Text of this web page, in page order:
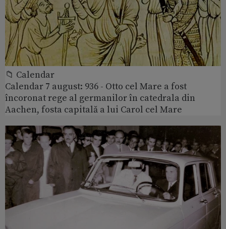
📁 Calendar
Calendar 7 august: 936 - Otto cel Mare a fost
încoronat rege al germanilor în catedrala din
Aachen, fosta capitală a lui Carol cel Mare